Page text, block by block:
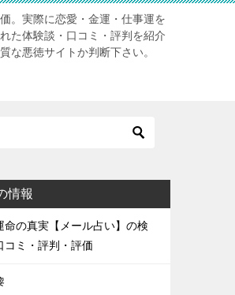
。実際に恋愛・金運・仕事運を
た体験談・口コミ・評判を紹介
な悪徳サイトか判断下さい。
情報
命の真実【メール占い】の検
コミ・評判・評価